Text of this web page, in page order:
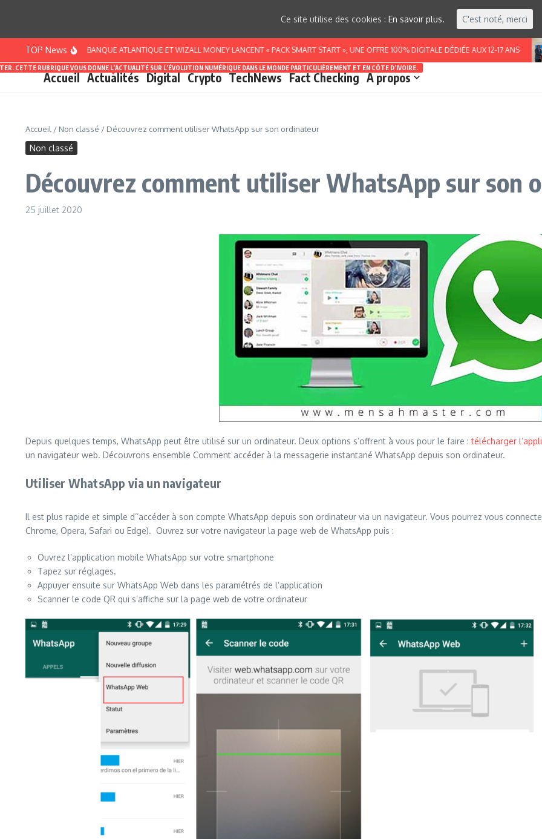
TOP News
CÔTE D’IVOIRE : BANQUE ATLANTIQUE ET WIZALL MONEY LANCENT « PACK SMART START », UNE OFFRE 100% DIGITALE DÉDIÉE AUX 12-17 ANS
Accueil Actualités
CETTE RUBRIQUE VOUS DONNE L’ACTUALITÉ SUR L’ÉVOLUTION NUMÉRIQUE DANS LE MONDE PARTICULIÈREMENT ET EN CÔTE D’IVOIRE.
Digital Crypto TechNews Fact Checking A propos
Accueil / Non classé / Découvrez comment utiliser WhatsApp sur son ordinateur
Non classé
Découvrez comment utiliser WhatsApp sur son
25 juillet 2020
Depuis quelques temps, WhatsApp peut être utilisé sur un ordinateur. Deux options s’offrent à vous pour le faire :télécharger
un navigateur web. Découvrons ensemble Comment accéder à la messagerie instantané WhatsApp depuis son ordinateur.
Utiliser WhatsApp via un navigateur
Il est plus rapide et simple d’’accéder à son compte WhatsApp depuis son ordinateur via un navigateur. Vous pourrez vous
Chrome, Opera, Safari ou Edge). Ouvrez sur votre navigateur la page web de WhatsApp puis :
Ouvrez l’application mobile WhatsApp sur votre smartphone
Tapez sur réglages.
Appuyer ensuite sur WhatsApp Web dans les paramétrés de l’application
Scanner le code QR qui s’affiche sur la page web de votre ordinateur
Ce site utilise des cookies : En savoir plus. C'est noté, merci